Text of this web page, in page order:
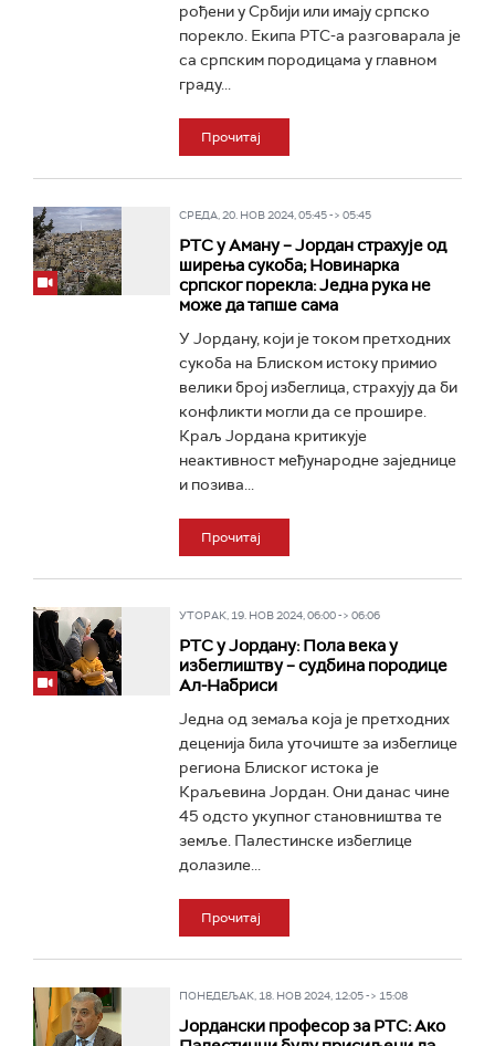
рођени у Србији или имају српско
порекло. Eкипа РТС-а разговарала је
са српским породицама у главном
граду...
Прочитај
СРЕДА, 20. НОВ 2024, 05:45 -> 05:45
РТС у Аману – Јордан страхује од
ширења сукоба; Новинарка
српског порекла: Једна рука не
може да тапше сама
У Јордану, који је током претходних
сукоба на Блиском истоку примио
велики број избеглица, страхују да би
конфликти могли да се прошире.
Краљ Јордана критикује
неактивност међународне заједнице
и позива...
Прочитај
УТОРАК, 19. НОВ 2024, 06:00 -> 06:06
РТС у Јордану: Пола века у
избеглиштву – судбина породице
Ал-Набриси
Једна од земаља која је претходних
деценија била уточиште за избеглице
региона Блиског истока је
Краљевина Јордан. Они данас чине
45 одсто укупног становништва те
земље. Палестинске избеглице
долазиле...
Прочитај
ПОНЕДЕЉАК, 18. НОВ 2024, 12:05 -> 15:08
Јордански професор за РТС: Ако